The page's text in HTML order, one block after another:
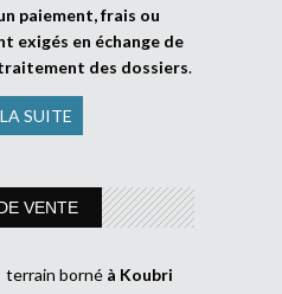
paiement, frais ou
exigés en échange de
des dossiers.
SUITE
VENTE
terrain borné à Koubri